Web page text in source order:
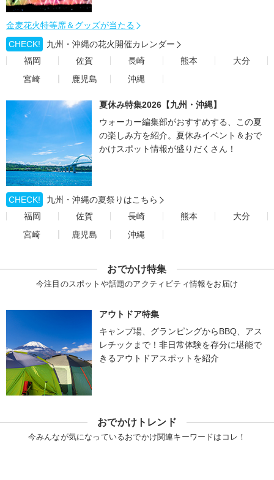
金麦花火特等席＆グッズが当たる
CHECK!
九州・沖縄の花火開催カレンダー
福岡
佐賀 長崎 熊本
大分
宮崎
鹿児島 沖縄
夏休み特集2026【九州・沖縄】
ウォーカー編集部がおすすめする、この夏
の楽しみ方を紹介。夏休みイベント＆おで
かけスポット情報が盛りだくさん！
CHECK!
九州・沖縄の夏祭りはこちら
福岡
佐賀 長崎 熊本
大分
宮崎
鹿児島 沖縄
おでかけ特集
今注目のスポットや話題のアクティビティ情報をお届け
アウトドア特集
キャンプ場、グランピングからBBQ、アス
レチックまで！非日常体験を存分に堪能で
きるアウトドアスポットを紹介
おでかけトレンド
今みんなが気になっているおでかけ関連キーワードはコレ！